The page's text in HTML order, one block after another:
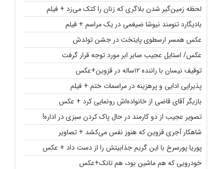
لحظه زمین‌گیر شدن بلاگری که زنان را کتک می‌زد + فیلم
بادیگارد تنومند نیوشا ضیغمی در یک مراسم + فیلم
عکس همسر ارسطوی پایتخت در جشن تولدش
عکس/ استایل عجیب صابر ابر مورد توجه قرار گرفت
توقیف نیسان با راننده ۱۲ساله در قزوین+عکس
پذیرایی ادایی و پرهزینه در مراسمات ختم + فیلم
بازیگر آقای قاضی از خانواده‌اش رونمایی کرد + عکس
تصویر عجیب از دو کارمند در حال پاک کردن سبزی در اداره!
شاهکار آجری قزوین که هنوز نفس می‌کشد + تصاویر
پوریا پورسرخ با این گریم جذابیتش را از دست داد + عکس
خودرویی که هم ماشین بود، هم تانک+عکس